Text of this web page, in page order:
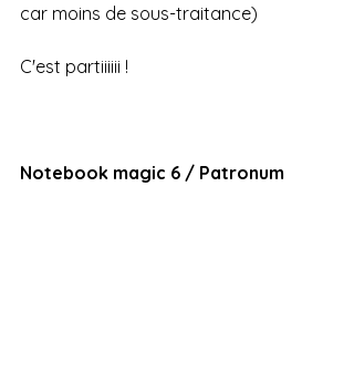
car moins de sous-traitance)
C'est partiiiiii !
Notebook magic 6 / Patronum